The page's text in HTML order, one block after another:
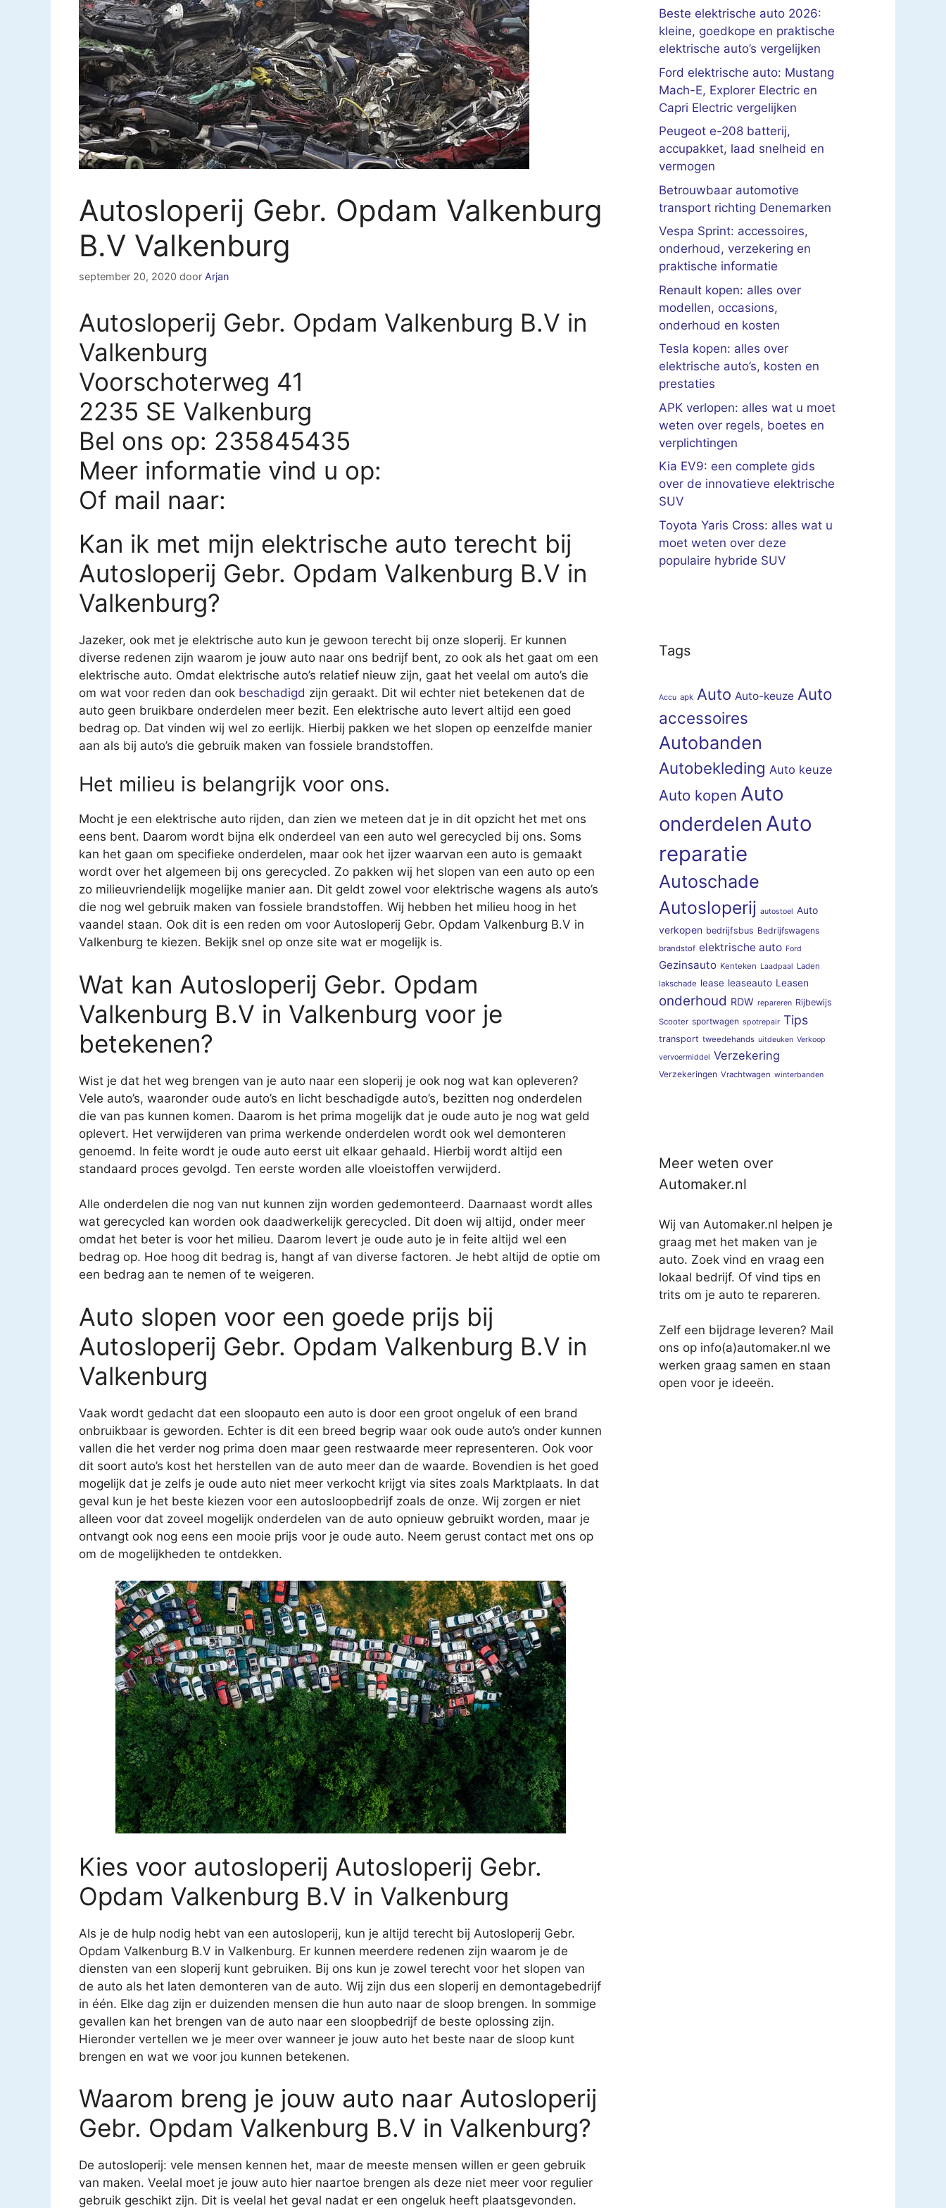
Autosloperij Gebr. Opdam Valkenburg
B.V Valkenburg
september 20, 2020 door Arjan
Autosloperij Gebr. Opdam Valkenburg B.V in
Valkenburg
Voorschoterweg 41
2235 SE Valkenburg
Bel ons op: 235845435
Meer informatie vind u op:
Of mail naar:
Kan ik met mijn elektrische auto terecht bij
Autosloperij Gebr. Opdam Valkenburg B.V in
Valkenburg?
Jazeker, ook met je elektrische auto kun je gewoon terecht bij onze sloperij. Er kunnen
diverse redenen zijn waarom je jouw auto naar ons bedrijf bent, zo ook als het gaat om een
elektrische auto. Omdat elektrische auto’s relatief nieuw zijn, gaat het veelal om auto’s die
om wat voor reden dan ook beschadigd zijn geraakt. Dit wil echter niet betekenen dat de
auto geen bruikbare onderdelen meer bezit. Een elektrische auto levert altijd een goed
bedrag op. Dat vinden wij wel zo eerlijk. Hierbij pakken we het slopen op eenzelfde manier
aan als bij auto’s die gebruik maken van fossiele brandstoffen.
Het milieu is belangrijk voor ons.
Mocht je een elektrische auto rijden, dan zien we meteen dat je in dit opzicht het met ons
eens bent. Daarom wordt bijna elk onderdeel van een auto wel gerecycled bij ons. Soms
kan het gaan om specifieke onderdelen, maar ook het ijzer waarvan een auto is gemaakt
wordt over het algemeen bij ons gerecycled. Zo pakken wij het slopen van een auto op een
zo milieuvriendelijk mogelijke manier aan. Dit geldt zowel voor elektrische wagens als auto’s
die nog wel gebruik maken van fossiele brandstoffen. Wij hebben het milieu hoog in het
vaandel staan. Ook dit is een reden om voor Autosloperij Gebr. Opdam Valkenburg B.V in
Valkenburg te kiezen. Bekijk snel op onze site wat er mogelijk is.
Wat kan Autosloperij Gebr. Opdam
Valkenburg B.V in Valkenburg voor je
betekenen?
Wist je dat het weg brengen van je auto naar een sloperij je ook nog wat kan opleveren?
Vele auto’s, waaronder oude auto’s en licht beschadigde auto’s, bezitten nog onderdelen
die van pas kunnen komen. Daarom is het prima mogelijk dat je oude auto je nog wat geld
oplevert. Het verwijderen van prima werkende onderdelen wordt ook wel demonteren
genoemd. In feite wordt je oude auto eerst uit elkaar gehaald. Hierbij wordt altijd een
standaard proces gevolgd. Ten eerste worden alle vloeistoffen verwijderd.
Alle onderdelen die nog van nut kunnen zijn worden gedemonteerd. Daarnaast wordt alles
wat gerecycled kan worden ook daadwerkelijk gerecycled. Dit doen wij altijd, onder meer
omdat het beter is voor het milieu. Daarom levert je oude auto je in feite altijd wel een
bedrag op. Hoe hoog dit bedrag is, hangt af van diverse factoren. Je hebt altijd de optie om
een bedrag aan te nemen of te weigeren.
Auto slopen voor een goede prijs bij
Autosloperij Gebr. Opdam Valkenburg B.V in
Valkenburg
Vaak wordt gedacht dat een sloopauto een auto is door een groot ongeluk of een brand
onbruikbaar is geworden. Echter is dit een breed begrip waar ook oude auto’s onder kunnen
vallen die het verder nog prima doen maar geen restwaarde meer representeren. Ook voor
dit soort auto’s kost het herstellen van de auto meer dan de waarde. Bovendien is het goed
mogelijk dat je zelfs je oude auto niet meer verkocht krijgt via sites zoals Marktplaats. In dat
geval kun je het beste kiezen voor een autosloopbedrijf zoals de onze. Wij zorgen er niet
alleen voor dat zoveel mogelijk onderdelen van de auto opnieuw gebruikt worden, maar je
ontvangt ook nog eens een mooie prijs voor je oude auto. Neem gerust contact met ons op
om de mogelijkheden te ontdekken.
Kies voor autosloperij Autosloperij Gebr.
Opdam Valkenburg B.V in Valkenburg
Als je de hulp nodig hebt van een autosloperij, kun je altijd terecht bij Autosloperij Gebr.
Opdam Valkenburg B.V in Valkenburg. Er kunnen meerdere redenen zijn waarom je de
diensten van een sloperij kunt gebruiken. Bij ons kun je zowel terecht voor het slopen van
de auto als het laten demonteren van de auto. Wij zijn dus een sloperij en demontagebedrijf
in één. Elke dag zijn er duizenden mensen die hun auto naar de sloop brengen. In sommige
gevallen kan het brengen van de auto naar een sloopbedrijf de beste oplossing zijn.
Hieronder vertellen we je meer over wanneer je jouw auto het beste naar de sloop kunt
brengen en wat we voor jou kunnen betekenen.
Waarom breng je jouw auto naar Autosloperij
Gebr. Opdam Valkenburg B.V in Valkenburg?
De autosloperij: vele mensen kennen het, maar de meeste mensen willen er geen gebruik
van maken. Veelal moet je jouw auto hier naartoe brengen als deze niet meer voor regulier
gebruik geschikt zijn. Dit is veelal het geval nadat er een ongeluk heeft plaatsgevonden.
Beste elektrische auto 2026:
kleine, goedkope en praktische
elektrische auto’s vergelijken
Ford elektrische auto: Mustang
Mach-E, Explorer Electric en
Capri Electric vergelijken
Peugeot e-208 batterij,
accupakket, laad snelheid en
vermogen
Betrouwbaar automotive
transport richting Denemarken
Vespa Sprint: accessoires,
onderhoud, verzekering en
praktische informatie
Renault kopen: alles over
modellen, occasions,
onderhoud en kosten
Tesla kopen: alles over
elektrische auto’s, kosten en
prestaties
APK verlopen: alles wat u moet
weten over regels, boetes en
verplichtingen
Kia EV9: een complete gids
over de innovatieve elektrische
SUV
Toyota Yaris Cross: alles wat u
moet weten over deze
populaire hybride SUV
Tags
Accu apk Auto Auto-keuze Auto
accessoires
Autobanden
Autobekleding Auto keuze
Auto kopen Auto
onderdelen Auto
reparatie
Autoschade
Autosloperij autostoel Auto
verkopen bedrijfsbus Bedrijfswagens
brandstof elektrische auto Ford
Gezinsauto Kenteken Laadpaal Laden
lakschade lease leaseauto Leasen
onderhoud RDW repareren Rijbewijs
Scooter sportwagen spotrepair Tips
transport tweedehands uitdeuken Verkoop
vervoermiddel Verzekering
Verzekeringen Vrachtwagen winterbanden
Meer weten over
Automaker.nl
Wij van Automaker.nl helpen je
graag met het maken van je
auto. Zoek vind en vraag een
lokaal bedrijf. Of vind tips en
trits om je auto te repareren.
Zelf een bijdrage leveren? Mail
ons op info(a)automaker.nl we
werken graag samen en staan
open voor je ideeën.